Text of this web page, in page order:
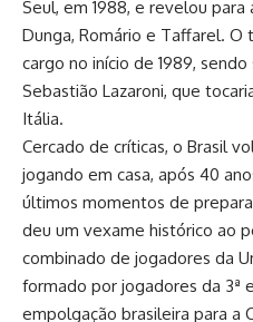
Seul, em 1988, e revelou
Dunga, Romário e Taffarel. O
cargo no início de 1989,
Sebastião Lazaroni, que
Itália.
Cercado de críticas, o Brasil
jogando em casa, após 40
últimos momentos de
deu um vexame histórico ao
combinado de jogadores da
formado por jogadores da 3ª
empolgação brasileira para a